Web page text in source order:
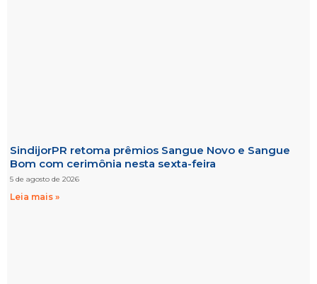
SindijorPR retoma prêmios Sangue Novo e Sangue
Bom com cerimônia nesta sexta-feira
5 de agosto de 2026
Leia mais »